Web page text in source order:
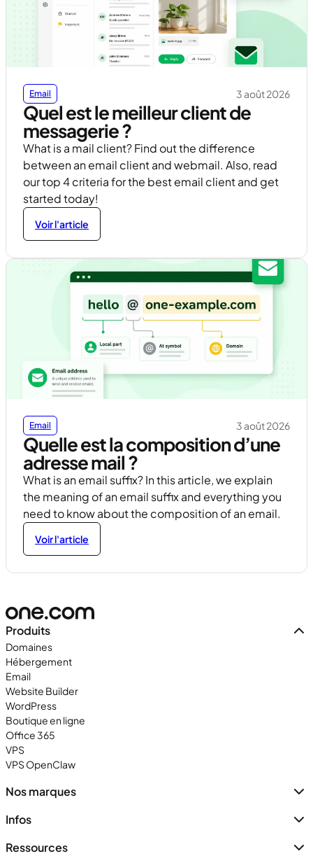
Email 3 août 2026
Quel est le meilleur client de
messagerie ?
What is a mail client? Find out the difference
between an email client and webmail. Also, read
our top 4 criteria for the best email client and get
started today!
Voir l'article
Email 3 août 2026
Quelle est la composition d’une
adresse mail ?
What is an email suffix? In this article, we explain
the meaning of an email suffix and everything you
need to know about the composition of an email.
Voir l'article
Produits
Domaines
Hébergement
Email
Website Builder
WordPress
Boutique en ligne
Office 365
VPS
VPS OpenClaw
Nos marques
Infos
Ressources